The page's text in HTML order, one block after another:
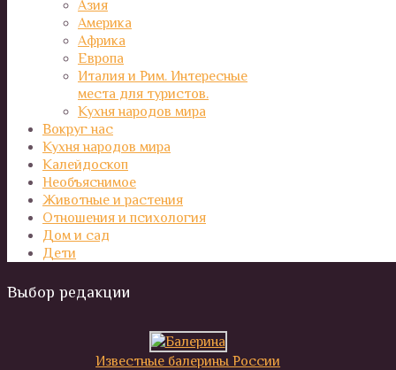
Азия
Америка
Африка
Европа
Италия и Рим. Интересные
места для туристов.
Кухня народов мира
Вокруг нас
Кухня народов мира
Калейдоскоп
Необъяснимое
Животные и растения
Отношения и психология
Дом и сад
Дети
Выбор редакции
Известные балерины России